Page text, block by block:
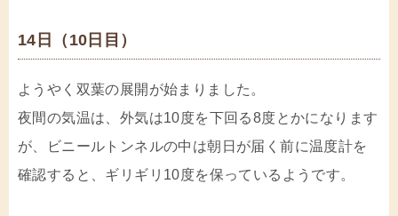
14日（10日目）
ようやく双葉の展開が始まりました。
夜間の気温は、外気は10度を下回る8度とかになります
が、ビニールトンネルの中は朝日が届く前に温度計を
確認すると、ギリギリ10度を保っているようです。